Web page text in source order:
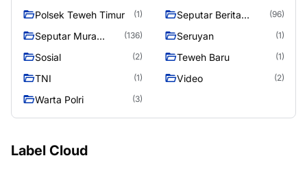
Polsek Teweh Timur (1)
Seputar Berita
(96)
Seputar Mura
(136) Seruyan (1)
Sosial (2) Teweh Baru (1)
TNI (1) Video (2)
Warta Polri (3)
Label Cloud